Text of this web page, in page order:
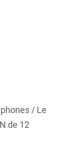
/ Le
de 12